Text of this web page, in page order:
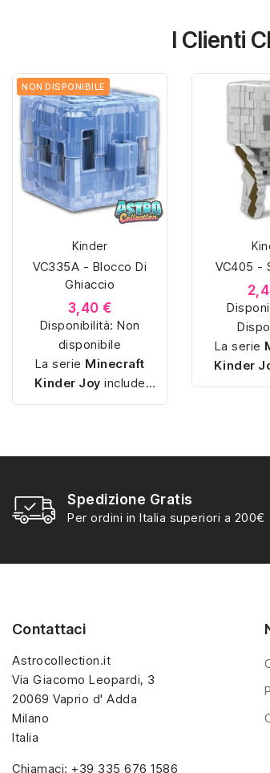
soggetti riprendono
l’estetica cubica tipica
di Minecraft, risultando
riconoscibili e adatti
alle raccolte tematiche
dei collezionisti.
con
da montare
soggetti
l’estetica
di
alle
dei
I Clienti
NON DISPONIBILE
Kinder
VC335A - Blocco Di
Ghiaccio
3,40 €
Disponibilità: Non
disponibile
La serie Minecraft
Kinder Joy include
piccole sorpresine
con miniaturesemplici
per la
catalogazione . I
soggetti riprendono
VC405 -
La serie
Kinder
piccole
da
l’estetica
Spedizione Gratis
Per ordini in Italia superiori a 200€
Contattaci
Astrocollection.it
Via Giacomo Leopardi, 3
20069 Vaprio d' Adda
Milano
Italia
Chiamaci: +39 335 676 1586